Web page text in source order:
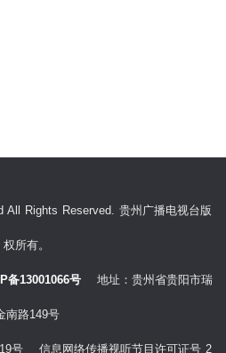
All Rights Reserved. 贵州广播电视台版
权所有。
备13001066号 地址：贵州省贵阳市瑞
南路149号
号 信息网络传播视听节目许可证号 2